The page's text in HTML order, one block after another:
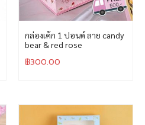
กล่องเค้ก 1 ปอนด์ ลาย candy
bear & red rose
฿300.00